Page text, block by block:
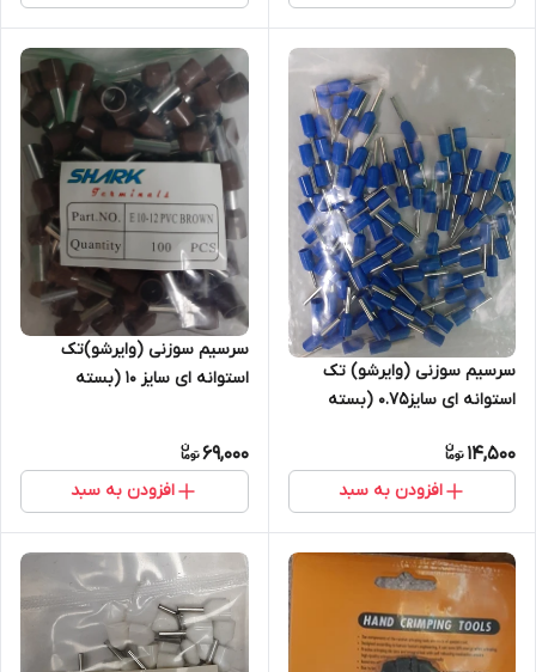
سرسیم سوزنی (وایرشو) تک
استوانه ای سایز0.75 (بسته
14,500
افزودن به سبد
سرسیم سوزنی (وایرشو)تک
استوانه ای سایز 10 (بسته
69,000
افزودن به سبد